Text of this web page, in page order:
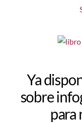
Ya
sobre
para